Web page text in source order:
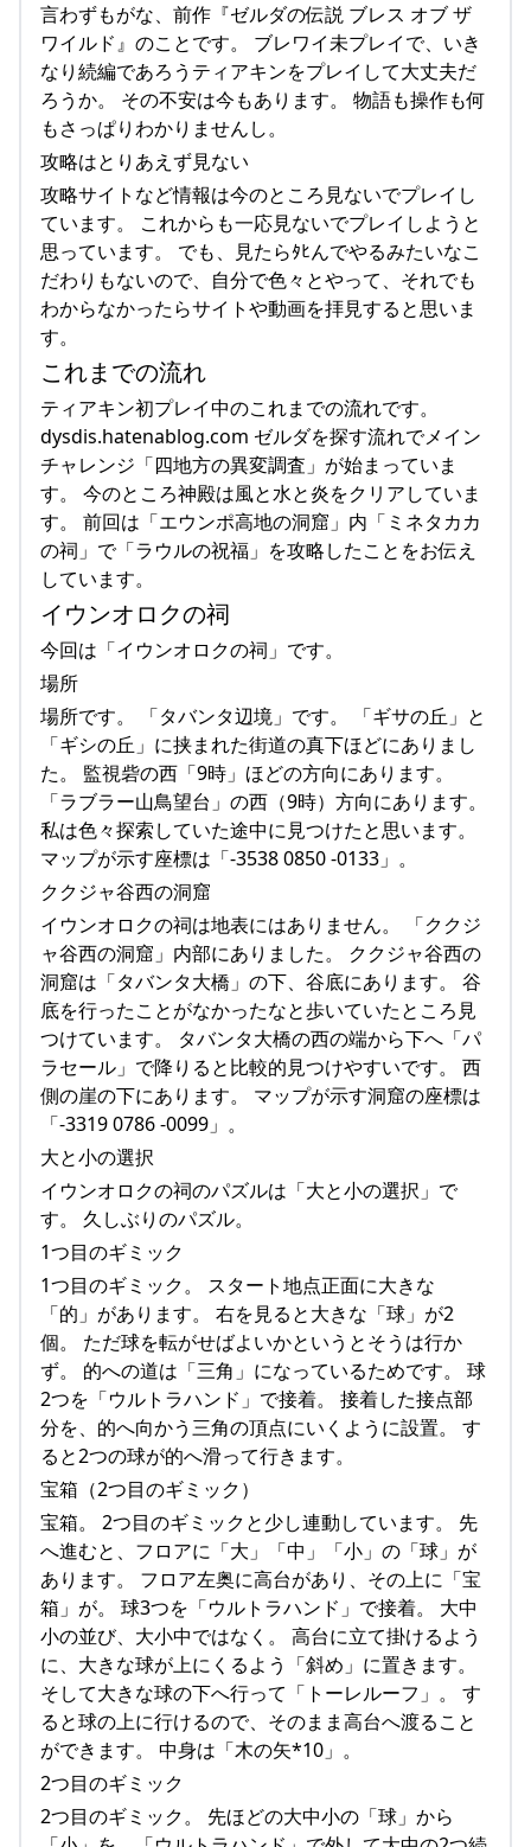
言わずもがな、前作『ゼルダの伝説 ブレス オブ ザ
ワイルド』のことです。 ブレワイ未プレイで、いき
なり続編であろうティアキンをプレイして大丈夫だ
ろうか。 その不安は今もあります。 物語も操作も何
もさっぱりわかりませんし。
攻略はとりあえず見ない
攻略サイトなど情報は今のところ見ないでプレイし
ています。 これからも一応見ないでプレイしようと
思っています。 でも、見たらﾀﾋんでやるみたいなこ
だわりもないので、自分で色々とやって、それでも
わからなかったらサイトや動画を拝見すると思いま
す。
これまでの流れ
ティアキン初プレイ中のこれまでの流れです。
dysdis.hatenablog.com ゼルダを探す流れでメイン
チャレンジ「四地方の異変調査」が始まっていま
す。 今のところ神殿は風と水と炎をクリアしていま
す。 前回は「エウンポ高地の洞窟」内「ミネタカカ
の祠」で「ラウルの祝福」を攻略したことをお伝え
しています。
イウンオロクの祠
今回は「イウンオロクの祠」です。
場所
場所です。 「タバンタ辺境」です。 「ギサの丘」と
「ギシの丘」に挟まれた街道の真下ほどにありまし
た。 監視砦の西「9時」ほどの方向にあります。
「ラブラー山鳥望台」の西（9時）方向にあります。
私は色々探索していた途中に見つけたと思います。
マップが示す座標は「-3538 0850 -0133」。
ククジャ谷西の洞窟
イウンオロクの祠は地表にはありません。 「ククジ
ャ谷西の洞窟」内部にありました。 ククジャ谷西の
洞窟は「タバンタ大橋」の下、谷底にあります。 谷
底を行ったことがなかったなと歩いていたところ見
つけています。 タバンタ大橋の西の端から下へ「パ
ラセール」で降りると比較的見つけやすいです。 西
側の崖の下にあります。 マップが示す洞窟の座標は
「-3319 0786 -0099」。
大と小の選択
イウンオロクの祠のパズルは「大と小の選択」で
す。 久しぶりのパズル。
1つ目のギミック
1つ目のギミック。 スタート地点正面に大きな
「的」があります。 右を見ると大きな「球」が2
個。 ただ球を転がせばよいかというとそうは行か
ず。 的への道は「三角」になっているためです。 球
2つを「ウルトラハンド」で接着。 接着した接点部
分を、的へ向かう三角の頂点にいくように設置。 す
ると2つの球が的へ滑って行きます。
宝箱（2つ目のギミック）
宝箱。 2つ目のギミックと少し連動しています。 先
へ進むと、フロアに「大」「中」「小」の「球」が
あります。 フロア左奥に高台があり、その上に「宝
箱」が。 球3つを「ウルトラハンド」で接着。 大中
小の並び、大小中ではなく。 高台に立て掛けるよう
に、大きな球が上にくるよう「斜め」に置きます。
そして大きな球の下へ行って「トーレルーフ」。 す
ると球の上に行けるので、そのまま高台へ渡ること
ができます。 中身は「木の矢*10」。
2つ目のギミック
2つ目のギミック。 先ほどの大中小の「球」から